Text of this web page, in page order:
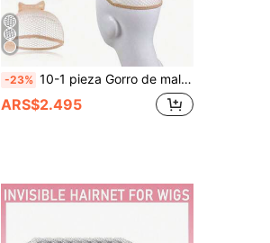
-23% 10-1 pieza Gorro de malla transpirable para peluca, Gorro de malla unisex para peluca, Conjunto de gorro de peluca de nylon elástico transpirable antideslizante negro, Gorro para cabello largo, Red de peluca elástica de alta elasticidad y durabilidad, Conjunto de cuidado de peluca, Accesorios para peluca
ARS$2.495